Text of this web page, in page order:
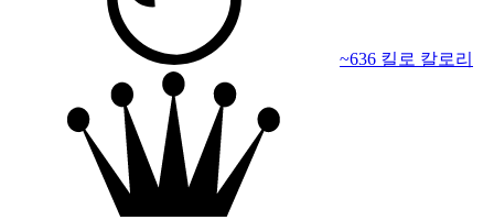
~636 킬로 칼로리